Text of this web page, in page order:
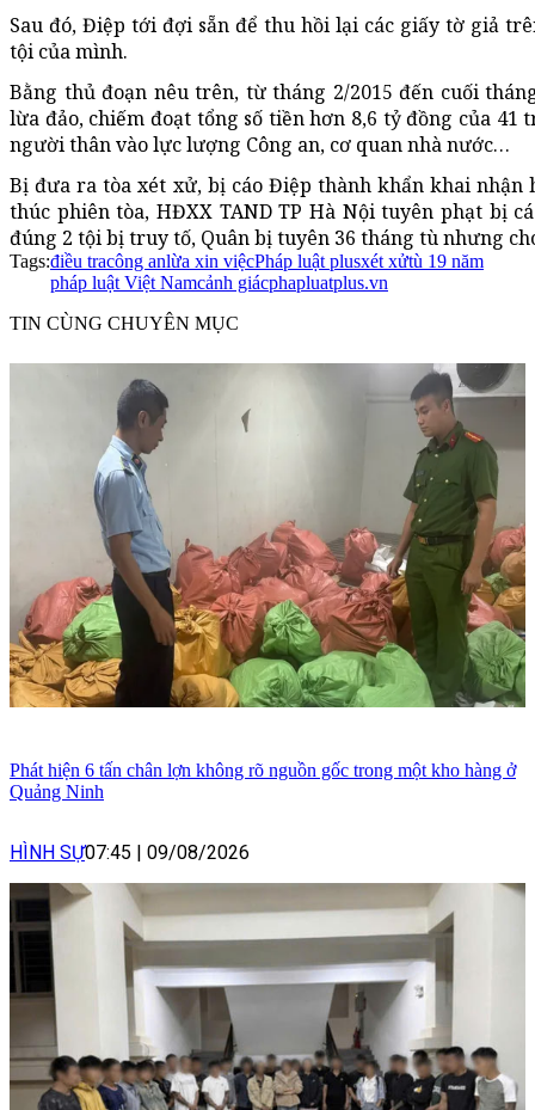
Sau đó, Điệp tới đợi sẵn để thu hồi lại các giấy tờ giả
tội của mình.
Bằng thủ đoạn nêu trên, từ tháng 2/2015 đến cuối
lừa đảo, chiếm đoạt tổng số tiền hơn 8,6 tỷ đồng của
người thân vào lực lượng Công an, cơ quan nhà nước…
Bị đưa ra tòa xét xử, bị cáo Điệp thành khẩn khai nhận
thúc phiên tòa, HĐXX TAND TP Hà Nội tuyên phạt bị
đúng 2 tội bị truy tố, Quân bị tuyên 36 tháng tù nhưng
Tags:điều tracông anlừa xin việcPháp luật plusxét xửtù 19 năm
pháp luật Việt Namcảnh giácphapluatplus.vn
TIN CÙNG CHUYÊN MỤC
Phát hiện 6 tấn chân lợn không rõ nguồn gốc trong một kho hàng ở
Quảng Ninh
HÌNH SỰ07:45 09/08/2026